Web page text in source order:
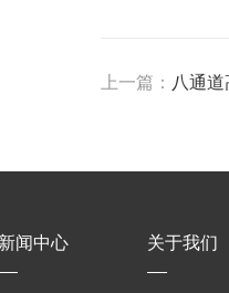
上一篇： 八通
新闻中心 关于我们